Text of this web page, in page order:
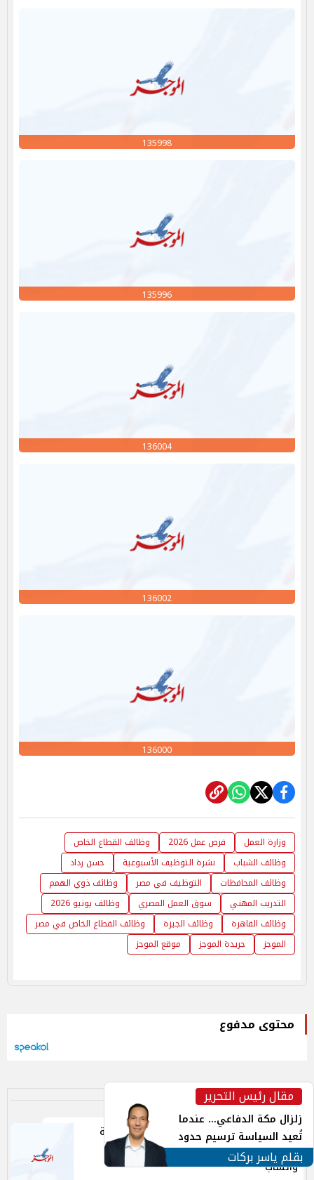
135998
135996
136004
136002
136000
وزارة العمل فرص عمل 2026
وظائف القطاع الخاص
وظائف الشباب
نشرة التوظيف الأسبوعية
حسن رداد
وظائف المحافظات
التوظيف في مصر
وظائف ذوي الهمم
التدريب المهني
سوق العمل المصري
وظائف يونيو 2026
وظائف القاهرة
وظائف الجيزة
وظائف القطاع الخاص في مصر
الموجز
جريدة الموجز موقع الموجز
محتوى مدفوع
لا يفوتك
«اسأل وزارة العمل».. تفاصيل أول قناة رقمية
موحدة للرد على استفسارات المواطنين عبر
واتساب
مقال رئيس التحرير
زلزال مكة الدفاعي... عندما
تُعيد السياسة ترسيم حدود
الأمن القومي العربي
بقلم ياسر بركات